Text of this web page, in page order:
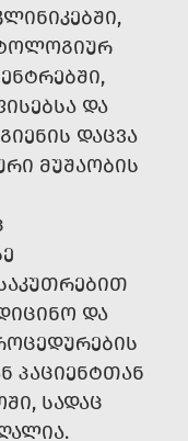
ᲓᲐ
ᲓᲐᲪᲕᲐ
ᲛᲣᲨᲐᲝᲑᲘᲡ
ᲓᲐ
ᲞᲐᲪᲘᲔᲜᲢᲗᲐᲜ
ᲡᲐᲓᲐᲪ